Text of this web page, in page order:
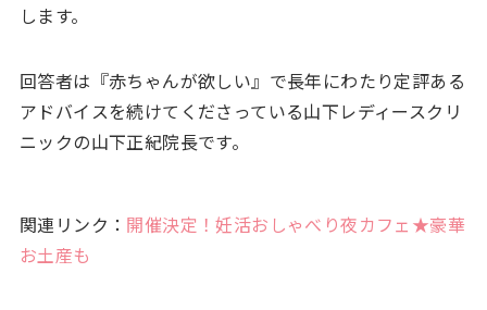
します。
回答者は『赤ちゃんが欲しい』で長年にわたり定評ある
アドバイスを続けてくださっている山下レディースクリ
ニックの山下正紀院長です。
関連リンク： 開催決定！妊活おしゃべり夜カフェ★豪華
お土産も